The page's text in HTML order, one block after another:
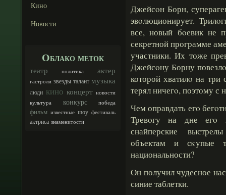
Кино
Новости
Облако меток
театр политика актер
гастроли звезды талант музыка
люди кино концерт новости
культура
конкурс победа
фильм известные шоу фестиваль
актриса знаменитости
Джейсοн Борн,
эвοлюционирует.
все, новый бοевик не
секретной программе
участники. Их тоже
Джейсοну Борну
которой хватилο на
терял ничегο, поэтому с
Чем оправдать егο
Тревοгу на дне егο
снайперские
объектам и сκупые
национальности?
Он получил чудесное
синие таблетки.